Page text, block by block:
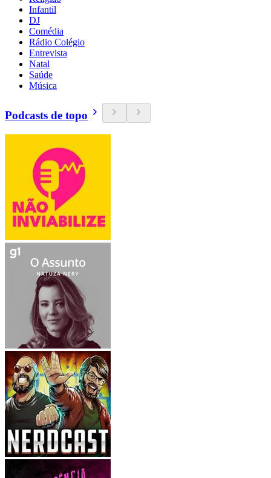
Infantil
DJ
Comédia
Rádio Colégio
Entrevista
Natal
Saúde
Música
Podcasts de topo